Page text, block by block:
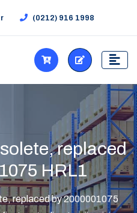
(0212) 916 1998
replaced
HRL1
replaced by 2000001075